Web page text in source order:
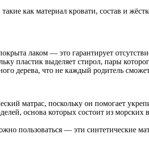
как материал кровати, состав и
лаком — это гарантирует
пластик выделяет стирол, пары
дерева, что не каждый родитель
матрас, поскольку он помогает
основа которых состоит из морских
пользоваться — эти синтетические